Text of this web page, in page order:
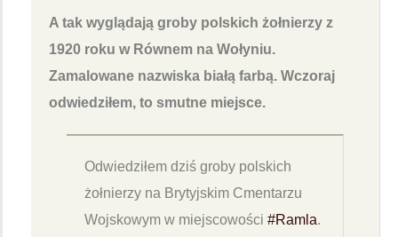
A tak wyglądają groby polskich żołnierzy z
1920 roku w Równem na Wołyniu.
Zamalowane nazwiska białą farbą. Wczoraj
odwiedziłem, to smutne miejsce.
Odwiedziłem dziś groby polskich
żołnierzy na Brytyjskim Cmentarzu
Wojskowym w miejscowości #Ramla.